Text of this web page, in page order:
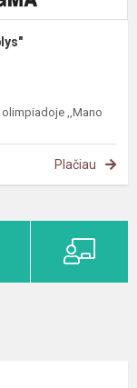
,,Mano
Plačiau